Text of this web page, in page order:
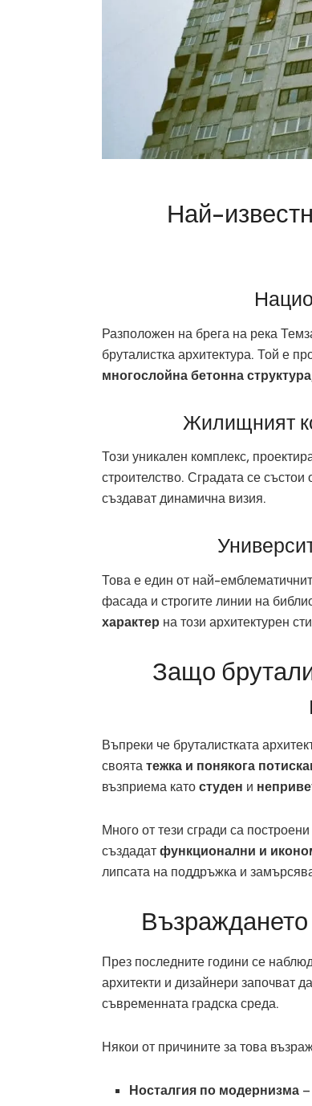
Най-
Разположен на брега на река
бруталистка архитектура. Той е
многослойна бетонна структура
Жилищният
Този уникален комплекс,
строителство. Сградата се
създават динамична визия.
Това е един от най-
фасада и строгите линии на
характер на този архитектурен
Защо
Въпреки че бруталистката
своятатежка и понякога
възприема катостуден и
Много от тези сгради са построени
създадатфункционални и
липсата на поддръжка и
Възраждането
През последните години се
архитекти и дизайнери започват
съвременната градска среда.
Някои от причините за това
Носталгия по модернизма